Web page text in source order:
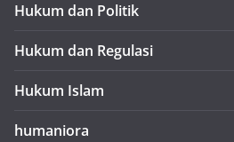
Hukum dan Politik
Hukum dan Regulasi
Hukum Islam
humaniora